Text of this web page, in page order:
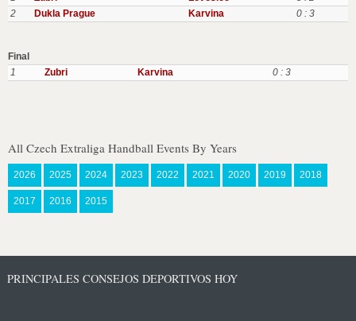
2
Dukla Prague Karvina 0 : 3
Final
1
Zubri Karvina 0 : 3
All Czech Extraliga Handball Events By Years
2026 2025 2024 2023 2022 2021 2020 2019 2018
2017 2016 2015
PRINCIPALES CONSEJOS DEPORTIVOS HOY